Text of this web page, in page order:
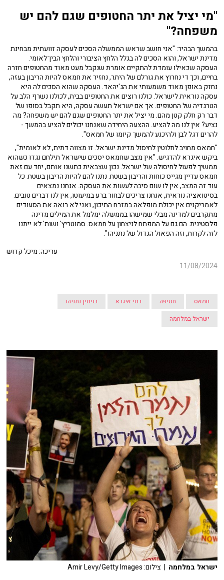
"מי יציל את יתר החטופים שגם להם יש
משפחה?"
בהמשך הבהיר: "אני חושב שראש הממשלה הסכים לעסקה זוועתית מבחינת
מדינת ישראל, והוא הסכים לה בגלל הלחץ הציבורי והלחץ הבין־לאומי.
העסקה שכאילו עומדת להתקיים אומרת שנקבל מעט מאוד מהחטופים חזרה
בחיים, וכך די נחרוץ את גורלם של היתר, נחזיר את חמאס להיות הריבון בעזה,
נחזק באופן מאוד משמעותי את הג'יהאד. העסקה שהוא הסכים לה היא
עסקה נוראית לישראל. כולנו רוצים את החטופים בבית, לכולנו נשרף הלב על
הטרגדיה של החטופים. אך אם ישראל תעשה עסקה, היא תקבל בסופו של
דבר רק חלק קטן מהם. מי יציל את יתר החטופים שגם להם יש משפחה? מה
נציע? אין לנו מה להציע. ההצעה היחידה שאנחנו יכולים להציע בהמשך -
להרים דגל לבן ולהיכנע להמשך קיומו של חמאס".
"חמאס מחויב לחלוטין לחיסול מדינת ישראל. זו מצווה דתית, לא לאומית",
ביקש איגרא להדגיש. "אין מצב שחמאס יסכים שישראל תילחם נגדו כשהוא
ממשיך לפעול לחיסולה של ישראל. נכון שצבאית כתשנו אותם, יחד עם זאת
חמאס עדיין מגייס כוחות והריבון בשטח. נתנו להם להיות הריבון בשטח. כל
עוד זה המצב, אין לו שום סיבה לעשות את העסקה. אנחנו נמצאים
בסיטואציה נוראית, אנחנו צריכים לבחור ברע במיעוטו, אין לנו דברים טובים.
לאמריקנים אין יכולת מופלאה במזרח התיכון, ואני לא רואה את הסעודים
מתקרבים למדינה מבלי שמישהו בממשלה ימלמל את המילים מדינה
פלסטינית. הם גם על המפתח לניצחון על חמאס. סמוטריץ' ושות' לא ייתנו
לזה לקרות, וזה הפאול הגדול של נתניהו".
עריכה: מיכל קדוש
11/08/2024
חמאס חטיפה רמי איגרא
בנימין נתניהו
ישראל במלחמה
ישראל במלחמה | צילום: Amir Levy/Getty Images